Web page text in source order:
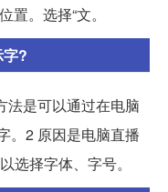
。选择“文。
?
法是可以通过在电脑
。2 原因是电脑直播
选择字体、字号。